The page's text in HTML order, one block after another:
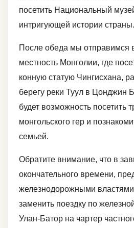
посетить Национальный
интригующей истории страны.
После обеда мы отправимся
местность Монголии, где
конную статую Чингисхана,
берегу реки Туул в Цонджин
будет возможность посетить
монгольского гер и
семьей.
Обратите внимание, что в
окончательного времени,
железнодорожными
заменить поездку по
Улан-Батор на чартер